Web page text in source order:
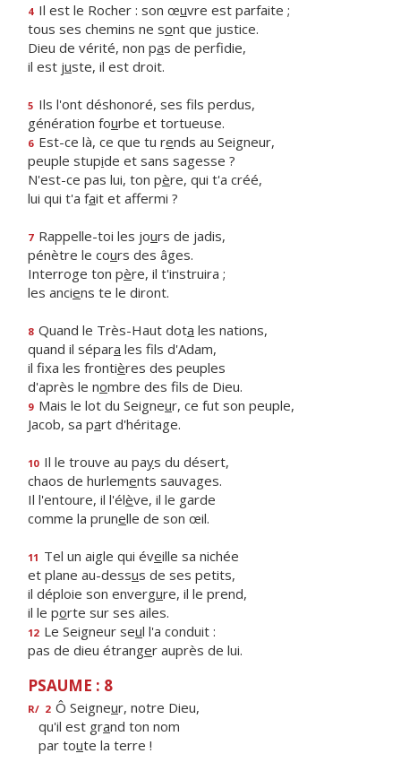
4 Il est le Rocher : son œuvre est parfaite ;
tous ses chemins ne sont que justice.
Dieu de vérité, non pas de perfidie,
il est juste, il est droit.
5 Ils l'ont déshonoré, ses fls perdus,
génération fourbe et tortueuse.
6 Est-ce là, ce que tu rends au Seigneur,
peuple stupide et sans sagesse ?
N'est-ce pas lui, ton père, qui t'a créé,
lui qui t'a fait et affermi ?
7 Rappelle-toi les jours de jadis,
pénètre le cours des âges.
Interroge ton père, il t'instruira ;
les anciens te le diront.
8 Quand le Très-Haut dota les nations,
quand il sépara les fils d'Adam,
il fixa les frontières des peuples
d'après le nombre des fils de Dieu.
9 Mais le lot du Seigneur, ce fut son peuple,
Jacob, sa part d'héritage.
10 Il le trouve au pays du désert,
chaos de hurlements sauvages.
Il l'entoure, il l'élève, il le garde
comme la prunelle de son œil.
11 Tel un aigle qui éveille sa nichée
et plane au-dessus de ses petits,
il déploie son envergure, il le prend,
il le porte sur ses ailes.
12 Le Seigneur seul l'a conduit :
pas de dieu étranger auprès de lui.
PSAUME : 8
R/ 2 Ô Seigneur, notre Dieu,
qu'il est grand ton nom
par toute la terre !